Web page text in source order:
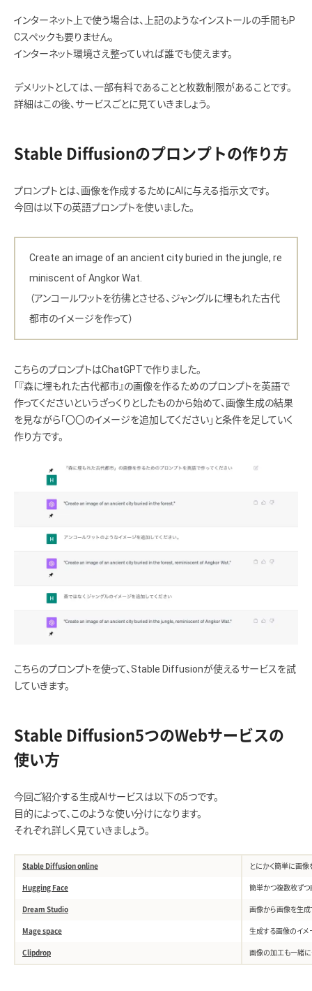
インターネット上で使う場合は、上記のようなインストールの手間もP
Cスペックも要りません。
インターネット環境さえ整っていれば誰でも使えます。
デメリットとしては、一部有料であることと枚数制限があることです。
詳細はこの後、サービスごとに見ていきましょう。
Stable Diffusionのプロンプトの作り方
プロンプトとは、画像を作成するためにAIに与える指示文です。
今回は以下の英語プロンプトを使いました。
Create an image of an ancient city buried in the jungle, re
miniscent of Angkor Wat.
（アンコールワットを彷彿とさせる、ジャングルに埋もれた古代
都市のイメージを作って）
こちらのプロンプトはChatGPTで作りました。
「『森に埋もれた古代都市』の画像を作るためのプロンプトを英語で
作ってくださいというざっくりとしたものから始めて、画像生成の結果
を見ながら「〇〇のイメージを追加してください」と条件を足していく
作り方です。
こちらのプロンプトを使って、Stable Diffusionが使えるサービスを試
していきます。
Stable Diffusion5つのWebサービスの
使い方
今回ご紹介する生成AIサービスは以下の5つです。
目的によって、このような使い分けになります。
それぞれ詳しく見ていきましょう。
Stable Diffusion online とにかく簡単に画像
Hugging Face 簡単かつ複数枚ずつ
Dream Studio 画像から画像を生成
Mage space 生成する画像のイメ
Clipdrop 画像の加工も一緒に